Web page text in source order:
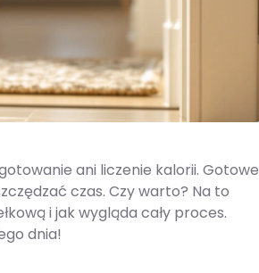
ani liczenie kalorii. Gotowe
czas. Czy warto? Na to
i jak wygląda cały proces.
dnia!